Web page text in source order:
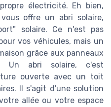
électricité. Eh bien,
offre un abri solaire,
solaire. Ce n'est pas
vos véhicules, mais un
grâce aux panneaux
Un abri solaire, c'est
ouverte avec un toit
Il s'agit d'une solution
allée ou votre espace